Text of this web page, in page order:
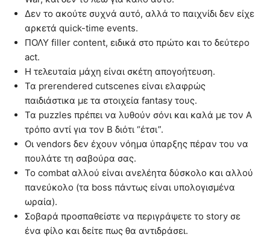
Δεν το ακούτε συχνά αυτό, αλλά το παιχνίδι δεν είχε
αρκετά quick-time events.
ΠΟΛΥ filler content, ειδικά στο πρώτο και το δεύτερο
act.
Η τελευταία μάχη είναι σκέτη απογοήτευση.
Τα prerendered cutscenes είναι ελαφρώς
παιδιάστικα με τα στοιχεία fantasy τους.
Τα puzzles πρέπει να λυθούν σόνι και καλά με τον A
τρόπο αντί για τον B διότι “έτσι”.
Οι vendors δεν έχουν νόημα ύπαρξης πέραν του να
πουλάτε τη σαβούρα σας.
Το combat αλλού είναι ανελέητα δύσκολο και αλλού
πανεύκολο (τα boss πάντως είναι υπολογισμένα
ωραία).
Σοβαρά προσπαθείστε να περιγράψετε το story σε
ένα φίλο και δείτε πως θα αντιδράσει.